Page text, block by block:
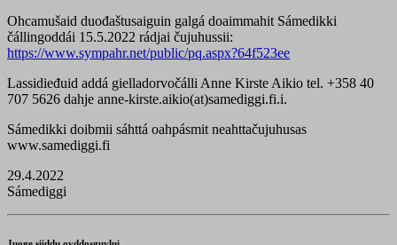
Ohcamušaid duođaštusaiguin galgá doaimmahit Sámedikki
čállingoddái 15.5.2022 rádjai čujuhussii:
https://www.sympahr.net/public/pq.aspx?64f523ee
Lassidieđuid addá gielladorvočálli Anne Kirste Aikio tel. +358 40
707 5626 dahje anne-kirste.aikio(at)samediggi.fi.i.
Sámedikki doibmii sáhttá oahpásmit neahttačujuhusas
www.samediggi.fi
29.4.2022
Sámediggi